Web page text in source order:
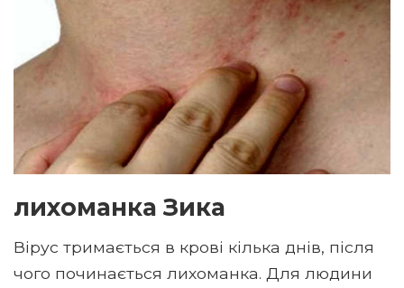
лихоманка Зика
Вірус тримається в крові кілька днів, після
чого починається лихоманка. Для людини